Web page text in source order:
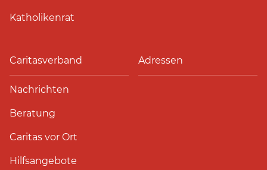
Katholikenrat
Caritasverband
Nachrichten
Beratung
Caritas vor Ort
Hilfsangebote
Adressen